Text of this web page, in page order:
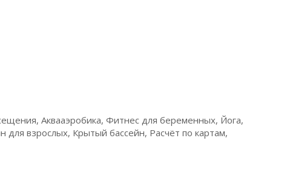
Аквааэробика, Фитнес для беременных, Йога,
взрослых, Крытый бассейн, Расчёт по картам,